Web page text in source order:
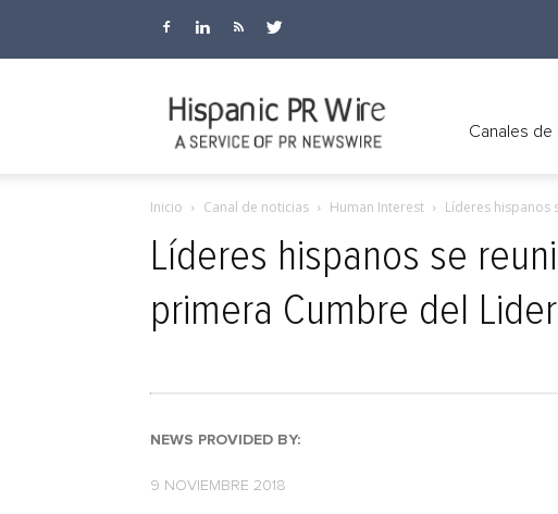
Canales de
Inicio Canal de noticias Human Interest Líderes hispanos
Líderes hispanos se
primera Cumbre del
NEWS PROVIDED BY:
9 NOVIEMBRE 2018